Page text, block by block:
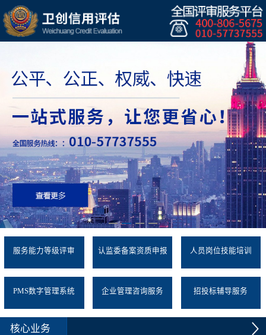
服务能力等级评审 认监委备案资质申报 人员岗位技能培训
PMS数字管理系统 企业管理咨询服务 招投标辅导服务
核心业务